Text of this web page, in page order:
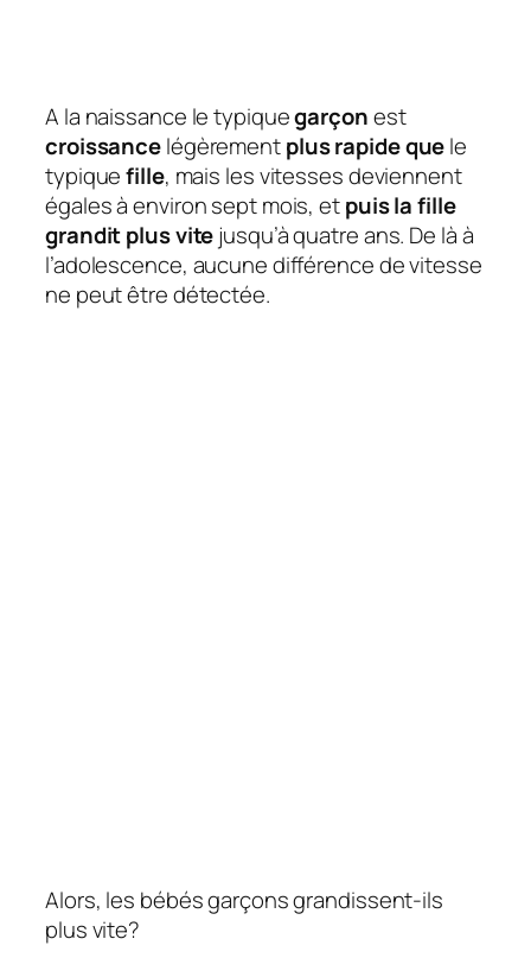
A la naissance le typiquegarçonest
croissancelégèrementplus rapide quele
typiquefille, mais les vitesses deviennent
égales à environ sept mois, etpuis la fille
grandit plus vitejusqu’à quatre ans. De là à
l’adolescence, aucune différence de vitesse
ne peut être détectée.
Alors, les bébés garçons grandissent-ils
plus vite?